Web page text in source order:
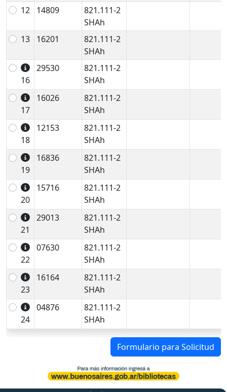
12
14809
821.111-2
SHAh
13
16201
821.111-2
SHAh
16
29530
821.111-2
SHAh
17
16026
821.111-2
SHAh
18
12153
821.111-2
SHAh
19
16836
821.111-2
SHAh
20
15716
821.111-2
SHAh
21
29013
821.111-2
SHAh
22
07630
821.111-2
SHAh
23
16164
821.111-2
SHAh
24
04876
821.111-2
SHAh
Formulario para Solicitud